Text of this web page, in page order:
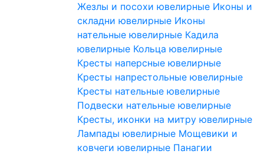
Жезлы и посохи ювелирные Иконы и
складни ювелирные Иконы
нательные ювелирные Кадила
ювелирные Кольца ювелирные
Кресты наперсные ювелирные
Кресты напрестольные ювелирные
Кресты нательные ювелирные
Подвески нательные ювелирные
Кресты, иконки на митру ювелирные
Лампады ювелирные Мощевики и
ковчеги ювелирные Панагии